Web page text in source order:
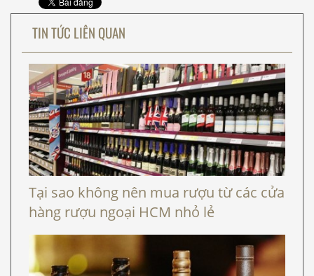
TIN TỨC LIÊN QUAN
Tại sao không nên mua rượu từ các cửa
hàng rượu ngoại HCM nhỏ lẻ